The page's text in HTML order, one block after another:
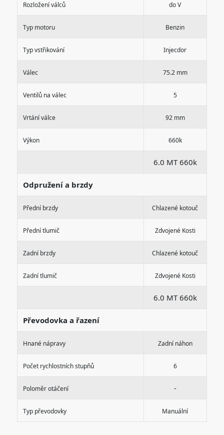
Rozložení válců do V
Typ motoru Benzin
Typ vstřikování Injecdor
Válec 75.2 mm
Ventilů na válec 5
Vrtání válce 92 mm
Výkon 660k
6.0 MT 660k
Odpružení a brzdy
Přední brzdy Chlazené kotouč
Přední tlumič Zdvojené Kosti
Zadní brzdy Chlazené kotouč
Zadní tlumič Zdvojené Kosti
6.0 MT 660k
Převodovka a řazení
Hnané nápravy Zadní náhon
Počet rychlostních stupňů 6
Poloměr otáčení -
Typ převodovky Manuální